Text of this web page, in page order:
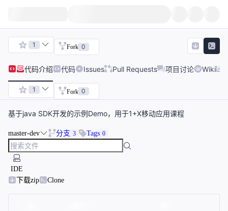
1 Fork 0
代码介绍 代码 Issues Pull Requests 项目讨论 Wiki
1 Fork 0
基于java SDK开发的示例Demo，用于1+X移动应用课程
master-dev 分支 3 Tags 0
IDE
下载zip
Clone